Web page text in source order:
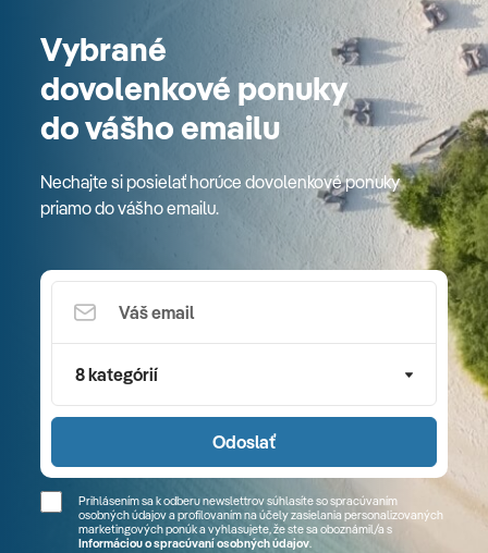
Vybrané
dovolenkové ponuky
do vášho emailu
Nechajte si posielať horúce dovolenkové ponuky
priamo do vášho emailu.
8 kategórií
Odoslať
Prihlásením sa k odberu newslettrov súhlasíte so spracúvaním
osobných údajov a profilovaním na účely zasielania personalizovaných
marketingových ponúk a vyhlasujete, že ste sa oboznámil/a s
Informáciou o spracúvaní osobných údajov.